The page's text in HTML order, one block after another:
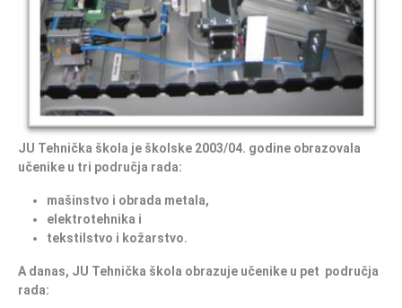
JU Tehnička škola je školske 2003/04. godine obrazovala
učenike u tri područja rada:
mašinstvo i obrada metala,
elektrotehnika i
tekstilstvo i kožarstvo.
A danas, JU Tehnička škola obrazuje učenike u pet područja
rada: